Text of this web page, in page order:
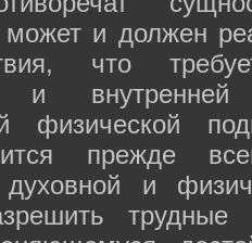
и должен
что
и
физической
прежде
и